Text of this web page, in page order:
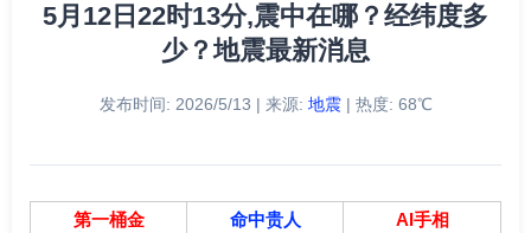
5月12日22时13分,震中在哪？经纬度多
少？地震最新消息
发布时间: 2026/5/13 | 来源: 地震| 热度: 68℃
第一桶金 命中贵人
AI手相